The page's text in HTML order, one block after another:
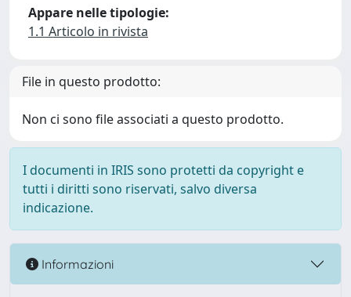
Appare nelle tipologie:
1.1 Articolo in rivista
File in questo prodotto:
Non ci sono file associati a questo prodotto.
I documenti in IRIS sono protetti da copyright e
tutti i diritti sono riservati, salvo diversa
indicazione.
Informazioni